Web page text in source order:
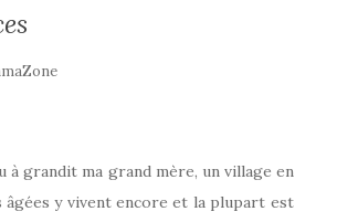
à grandit ma grand mère, un village en
y vivent encore et la plupart est